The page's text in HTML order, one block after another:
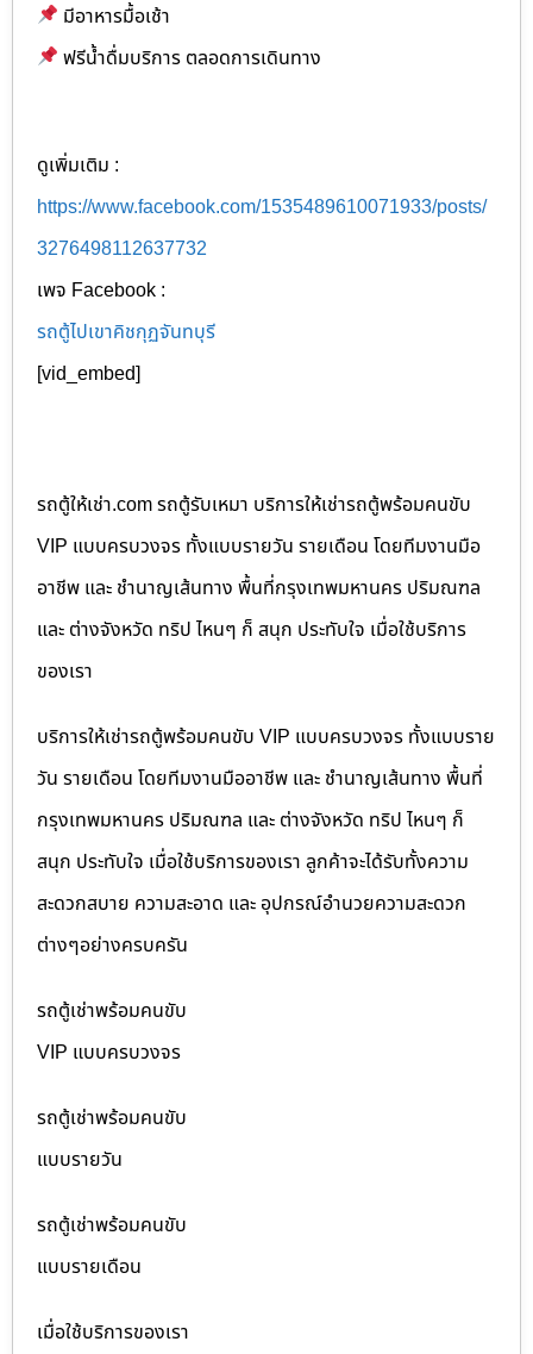
มีอาหารมื้อเช้า
ฟรีน้ำดื่มบริการ ตลอดการเดินทาง
ดูเพิ่มเติม :
https://www.facebook.com/1535489610071933/posts/
3276498112637732
เพจ Facebook :
รถตู้ไปเขาคิชกุฏจันทบุรี
[vid_embed]
รถตู้ให้เช่า.com รถตู้รับเหมา บริการให้เช่ารถตู้พร้อมคนขับ
VIP แบบครบวงจร ทั้งแบบรายวัน รายเดือน โดยทีมงานมือ
อาชีพ และ ชำนาญเส้นทาง พื้นที่กรุงเทพมหานคร ปริมณฑล
และ ต่างจังหวัด ทริป ไหนๆ ก็ สนุก ประทับใจ เมื่อใช้บริการ
ของเรา
บริการให้เช่ารถตู้พร้อมคนขับ VIP แบบครบวงจร ทั้งแบบราย
วัน รายเดือน โดยทีมงานมืออาชีพ และ ชำนาญเส้นทาง พื้นที่
กรุงเทพมหานคร ปริมณฑล และ ต่างจังหวัด ทริป ไหนๆ ก็
สนุก ประทับใจ เมื่อใช้บริการของเรา ลูกค้าจะได้รับทั้งความ
สะดวกสบาย ความสะอาด และ อุปกรณ์อำนวยความสะดวก
ต่างๆอย่างครบครัน
รถตู้เช่าพร้อมคนขับ
VIP แบบครบวงจร
รถตู้เช่าพร้อมคนขับ
แบบรายวัน
รถตู้เช่าพร้อมคนขับ
แบบรายเดือน
เมื่อใช้บริการของเรา